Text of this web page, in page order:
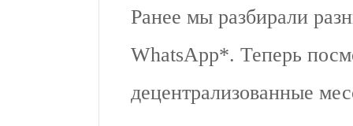
Ранее мы разбирали
WhatsApp*. Теперь
децентрализованные